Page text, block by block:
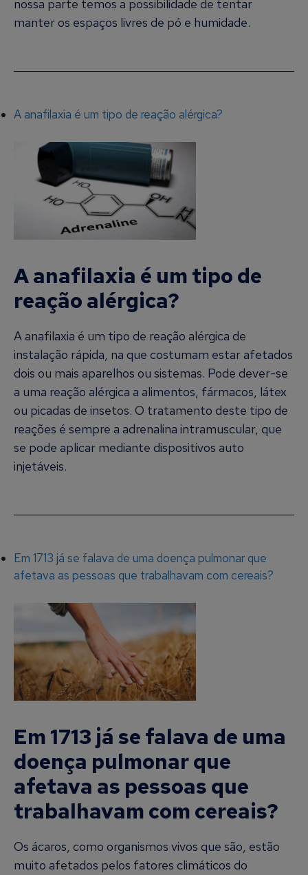
nossa parte temos a possibilidade de tentar
manter os espaços livres de pó e humidade.
A anafilaxia é um tipo de reação alérgica?
A anafilaxia é um tipo de
reação alérgica?
A anafilaxia é um tipo de reação alérgica de
instalação rápida, na que costumam estar afetados
dois ou mais aparelhos ou sistemas. Pode dever-se
a uma reação alérgica a alimentos, fármacos, látex
ou picadas de insetos. O tratamento deste tipo de
reações é sempre a adrenalina intramuscular, que
se pode aplicar mediante dispositivos auto
injetáveis.
Em 1713 já se falava de uma doença pulmonar que
afetava as pessoas que trabalhavam com cereais?
Em 1713 já se falava de uma
doença pulmonar que
afetava as pessoas que
trabalhavam com cereais?
Os ácaros, como organismos vivos que são, estão
muito afetados pelos fatores climáticos do